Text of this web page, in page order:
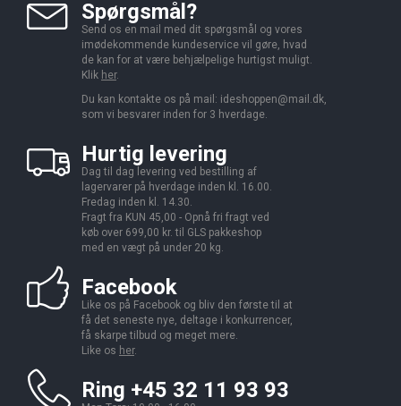
Spørgsmål?
Send os en mail med dit spørgsmål og vores
imødekommende kundeservice vil gøre, hvad
de kan for at være behjælpelige hurtigst muligt.
Klik her.
Du kan kontakte os på mail: ideshoppen@mail.dk,
som vi besvarer inden for 3 hverdage.
Hurtig levering
Dag til dag levering ved bestilling af
lagervarer på hverdage inden kl. 16.00.
Fredag inden kl. 14.30.
Fragt fra KUN 45,00 - Opnå fri fragt ved
køb over 699,00 kr. til GLS pakkeshop
med en vægt på under 20 kg.
Facebook
Like os på Facebook og bliv den første til at
få det seneste nye, deltage i konkurrencer,
få skarpe tilbud og meget mere.
Like os her.
Ring +45 32 11 93 93